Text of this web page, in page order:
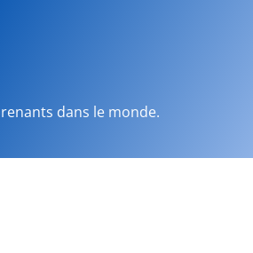
dans le monde.